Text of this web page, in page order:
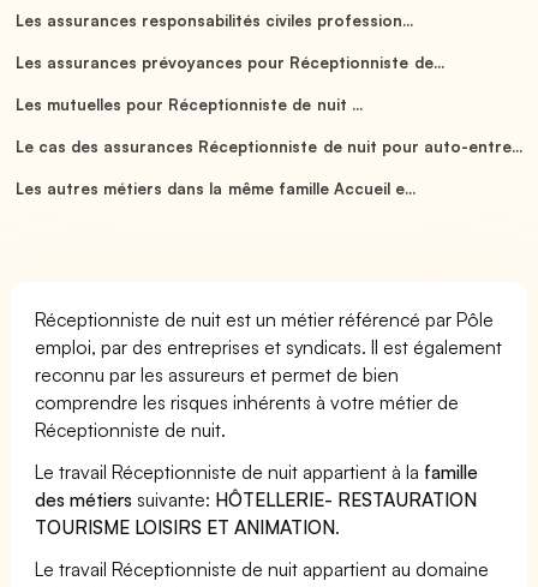
Les assurances responsabilités civiles profession...
Les assurances prévoyances pour Réceptionniste de...
Les mutuelles pour Réceptionniste de nuit ...
Le cas des assurances Réceptionniste de nuit pour auto-entre...
Les autres métiers dans la même famille Accueil e...
Réceptionniste de nuit est un métier référencé par Pôle
emploi, par des entreprises et syndicats. Il est également
reconnu par les assureurs et permet de bien
comprendre les risques inhérents à votre métier de
Réceptionniste de nuit.
Le travail Réceptionniste de nuit appartient à la famille
des métiers suivante: HÔTELLERIE- RESTAURATION
TOURISME LOISIRS ET ANIMATION.
Le travail Réceptionniste de nuit appartient au domaine